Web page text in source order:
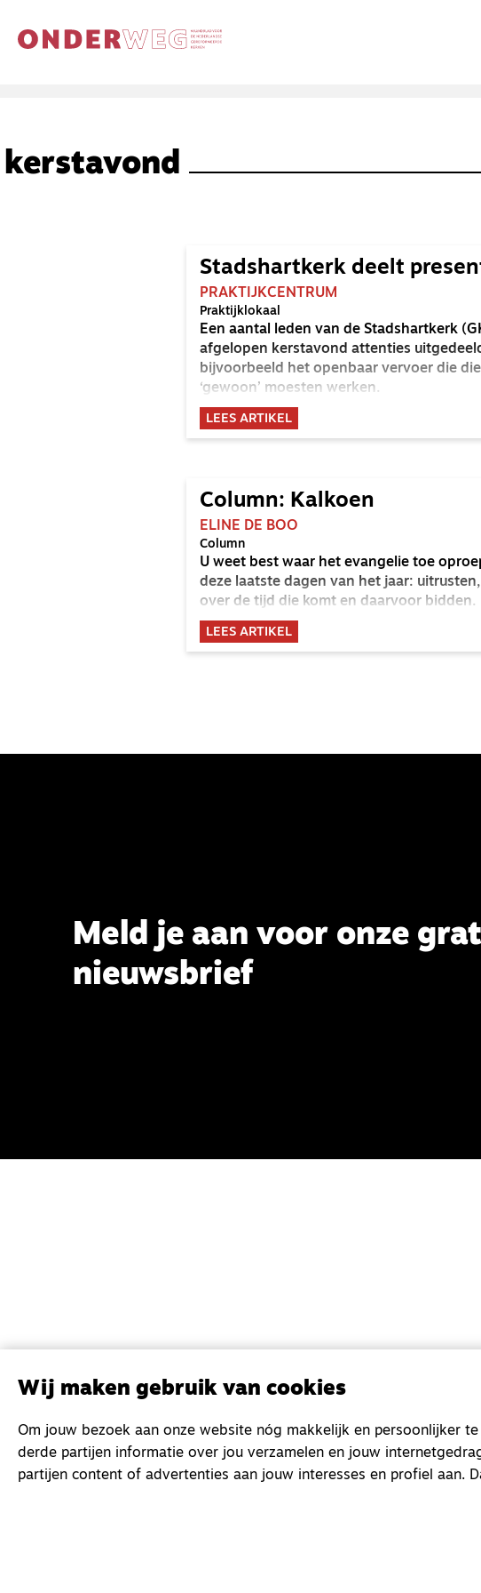
kerstavond
Stadshartkerk deelt
PRAKTIJKCENTRUM
Praktijklokaal
Een aantal leden van de Stadshartkerk
afgelopen kerstavond attenties
bijvoorbeeld het openbaar vervoer die
‘gewoon’ moesten werken.
LEES ARTIKEL
Column: Kalkoen
ELINE DE BOO
Column
U weet best waar het evangelie toe
deze laatste dagen van het jaar:
over de tijd die komt en daarvoor bidden.
LEES ARTIKEL
Meld je aan voor onze
nieuwsbrief
Wij maken gebruik van cookies
Om jouw bezoek aan onze website nóg makkelijk en persoonlijker
derde partijen informatie over jou verzamelen en jouw
partijen content of advertenties aan jouw interesses en profiel aan.